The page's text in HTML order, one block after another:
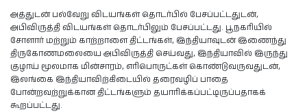
அத்துடன் பல்வேறு விடயங்கள் தொடர்பில் பேசப்பட்டதுடன்,
அபிவிருத்தி விடயங்கள் தொடர்பிலும் பேசப்பட்டது. பூநகரியில்
சோளார் மற்றும் காற்றாளை திட்டங்கள், இந்தியாவுடன் இணைந்து
திருகோணமலையை அபிவிருத்தி செய்வது, இந்தியாவில் இருந்து
குழாய் மூலமாக மின்சாரம், எரிபொருட்கள் கொண்டுவருவதுடன்,
இலங்கை இந்தியாவிற்கிடையில் தரைவழிப் பாதை
போன்றவற்றுக்கான திட்டங்களும் தயாரிக்கப்பட்டிருப்பதாகக்
கூறப்பட்டது.